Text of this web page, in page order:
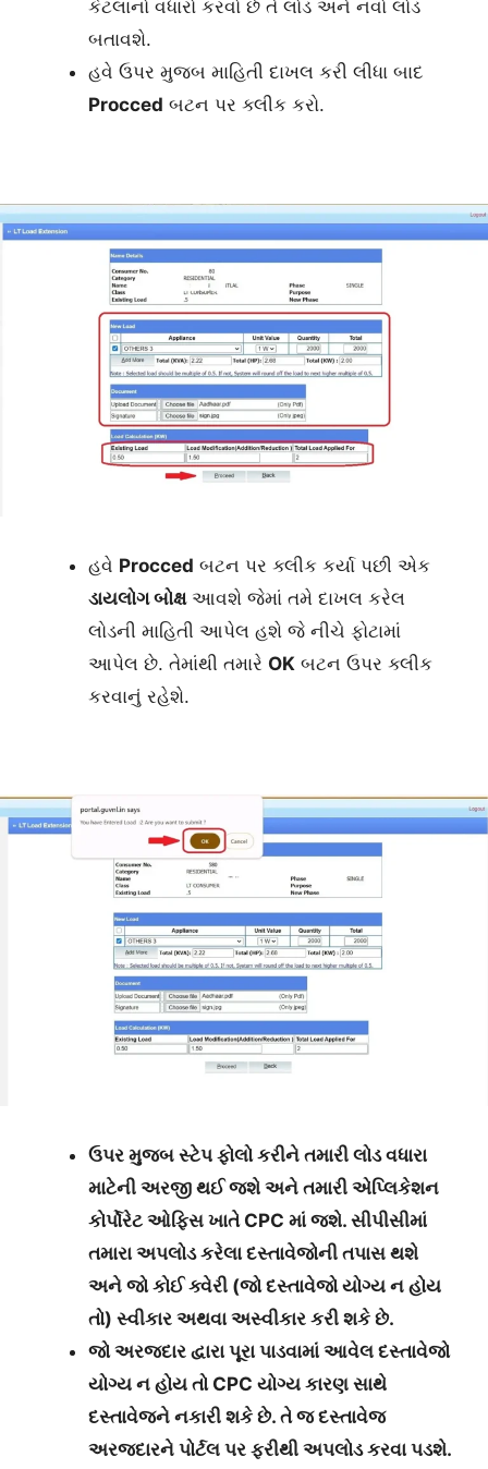
કેટલાનો વધારો કરવો છે તે લોડ અને નવો લોડ
બતાવશે.
હવે ઉપર મુજબ માહિતી દાખલ કરી લીધા બાદ
Procced બટન પર ક્લીક કરો.
હવે Procced બટન પર ક્લીક કર્યા પછી એક
ડાયલોગ બોક્ષઆવશે જેમાં તમે દાખલ કરેલ
લોડની માહિતી આપેલ હશે જે નીચે ફોટામાં
આપેલ છે. તેમાંથી તમારે OK બટન ઉપર ક્લીક
કરવાનું રહેશે.
ઉપર મુજબ સ્ટેપ ફોલો કરીને તમારી લોડ વધારા
માટેની અરજી થઈ જશે અને તમારી એપ્લિકેશન
કોર્પોરેટ ઓફિસ ખાતે CPC માં જશે. સીપીસીમાં
તમારા અપલોડ કરેલા દસ્તાવેજોની તપાસ થશે
અને જો કોઈ ક્વેરી (જો દસ્તાવેજો યોગ્ય ન હોય
તો) સ્વીકાર અથવા અસ્વીકાર કરી શકે છે.
જો અરજદાર દ્વારા પૂરા પાડવામાં આવેલ દસ્તાવેજો
યોગ્ય ન હોય તો CPC યોગ્ય કારણ સાથે
દસ્તાવેજને નકારી શકે છે. તે જ દસ્તાવેજ
અરજદારને પોર્ટલ પર ફરીથી અપલોડ કરવા પડશે.